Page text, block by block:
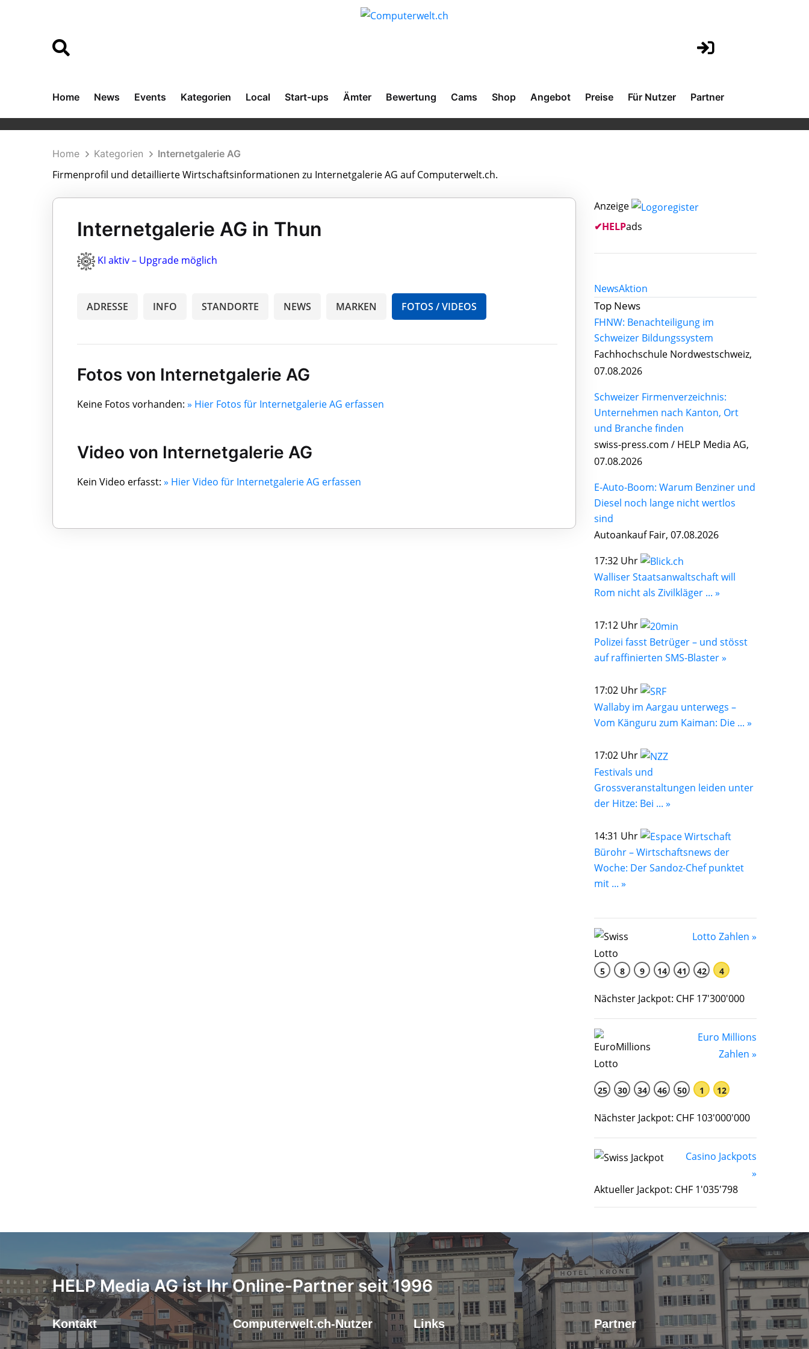
Home News Events Kategorien Local Start-ups Ämter Bewertung Cams Shop Angebot Preise Für Nutzer Partner
Home Kategorien Internetgalerie AG
Firmenprofil und detaillierte Wirtschaftsinformationen zu Internetgalerie AG auf Computerwelt.ch.
Internetgalerie AG in Thun
KI aktiv – Upgrade möglich
ADRESSE INFO STANDORTE NEWS MARKEN FOTOS / VIDEOS
Fotos von Internetgalerie AG
Keine Fotos vorhanden: » Hier Fotos für Internetgalerie AG erfassen
Video von Internetgalerie AG
Kein Video erfasst: » Hier Video für Internetgalerie AG erfassen
Anzeige
✔HELPads
NewsAktion
Top News
FHNW: Benachteiligung im
Schweizer Bildungssystem
Fachhochschule Nordwestschweiz,
07.08.2026
Schweizer Firmenverzeichnis:
Unternehmen nach Kanton, Ort
und Branche finden
swiss-press.com / HELP Media AG,
07.08.2026
E-Auto-Boom: Warum Benziner und
Diesel noch lange nicht wertlos
sind
Autoankauf Fair, 07.08.2026
17:32 Uhr
Walliser Staatsanwaltschaft will
Rom nicht als Zivilkläger ... »
17:12 Uhr
Polizei fasst Betrüger – und stösst
auf raffinierten SMS-Blaster »
17:02 Uhr
Wallaby im Aargau unterwegs –
Vom Känguru zum Kaiman: Die ... »
17:02 Uhr
Festivals und
Grossveranstaltungen leiden unter
der Hitze: Bei ... »
14:31 Uhr
Bürohr – Wirtschaftsnews der
Woche: Der Sandoz-Chef punktet
mit ... »
Lotto Zahlen »
5 8 9 14 41 42 4
Nächster Jackpot: CHF 17'300'000
Euro Millions
Zahlen »
25 30 34 46 50 1 12
Nächster Jackpot: CHF 103'000'000
Casino Jackpots
»
Aktueller Jackpot: CHF 1'035'798
HELP Media AG ist Ihr Online-Partner seit 1996
Kontakt Computerwelt.ch-Nutzer Links Partner